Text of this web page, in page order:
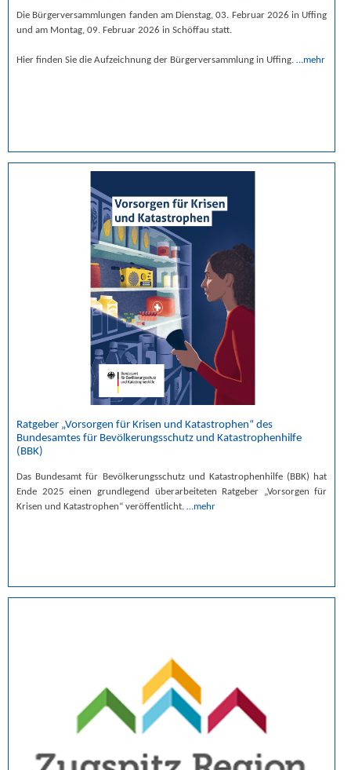
Die Bürgerversammlungen fanden am Dienstag, 03. Februar 2026 in Uffing
und am Montag, 09. Februar 2026 in Schöffau statt.
Hier finden Sie die Aufzeichnung der Bürgerversammlung in Uffing. …mehr
Ratgeber „Vorsorgen für Krisen und Katastrophen“ des
Bundesamtes für Bevölkerungsschutz und Katastrophenhilfe
(BBK)
Das Bundesamt für Bevölkerungsschutz und Katastrophenhilfe (BBK) hat
Ende 2025 einen grundlegend überarbeiteten Ratgeber „Vorsorgen für
Krisen und Katastrophen“ veröffentlicht. …mehr